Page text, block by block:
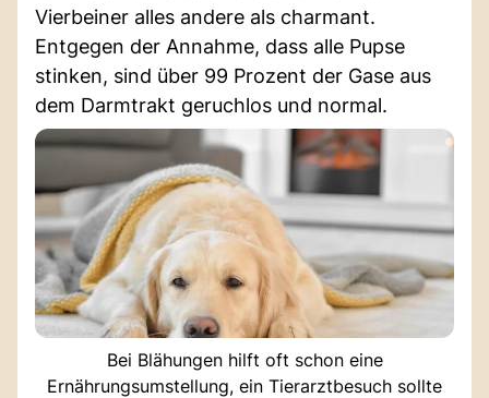
Vierbeiner alles andere als charmant.
Entgegen der Annahme, dass alle Pupse
stinken, sind über 99 Prozent der Gase aus
dem Darmtrakt geruchlos und normal.
Bei Blähungen hilft oft schon eine
Ernährungsumstellung, ein Tierarztbesuch sollte